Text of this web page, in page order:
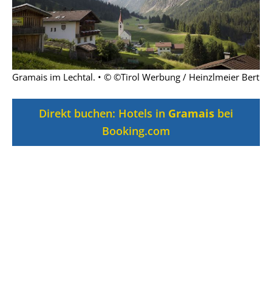
Gramais im Lechtal. • © ©Tirol Werbung / Heinzlmeier Bert
Direkt buchen: Hotels in Gramais bei
Booking.com